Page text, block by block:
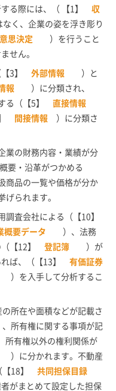
る際には、（ 【1】
収
く、企業の姿を浮き彫り
思決定
）を行うこと
せん。
3】 外部情報
）と
報
）に分類され、
る（【5】
直接情報
間接情報 ）に分類さ
業の財務内容・業績が分
要・沿革がつかめる
商品の一覧や価格が分か
げられます。
調査会社による（【10】
概要データ
）、法務
【12】
登記簿
）が
ば、（【13】
有価証券
）を入手して分析するこ
の所在や面積などが記載さ
所有権に関する事項が記
所有権以外の権利関係が
）に分かれます。不動産
18】
共同担保目録
がまとめて設定した担保